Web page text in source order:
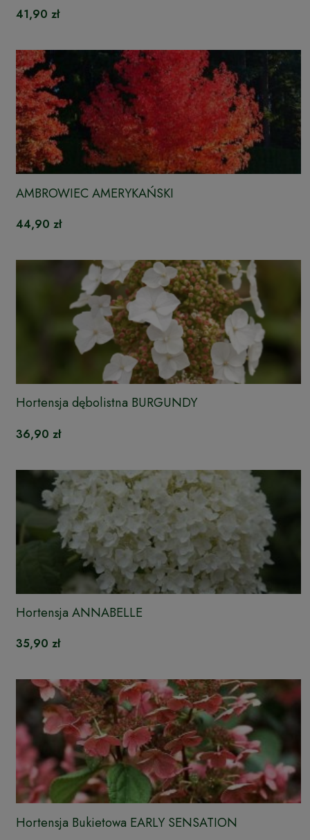
41,90 zł
AMBROWIEC AMERYKAŃSKI
44,90 zł
Hortensja dębolistna BURGUNDY
36,90 zł
Hortensja ANNABELLE
35,90 zł
Hortensja Bukietowa EARLY SENSATION